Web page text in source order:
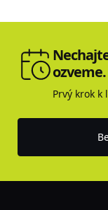
ozveme.
Prvý krok